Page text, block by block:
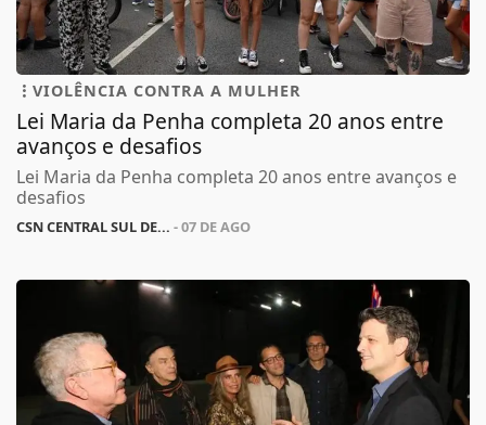
VIOLÊNCIA CONTRA A MULHER
Lei Maria da Penha completa 20 anos entre
avanços e desafios
Lei Maria da Penha completa 20 anos entre avanços e
desafios
CSN CENTRAL SUL DE... - 07 DE AGO